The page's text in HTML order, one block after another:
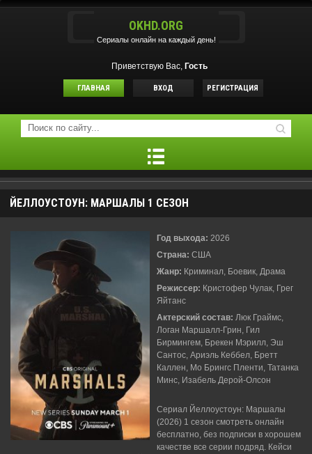
OKHD.ORG
Сериалы онлайн на каждый день!
Приветствую Вас, Гость
ГЛАВНАЯ ВХОД РЕГИСТРАЦИЯ
ЙЕЛЛОУСТОУН: МАРШАЛЫ 1 СЕЗОН
Год выхода: 2026
Страна: США
Жанр: Криминал, Боевик, Драма
Режиссер: Кристофер Чулак, Грег
Яйтанс
Актерский состав: Люк Граймс,
Логан Маршалл-Грин, Гил
Бирмингем, Брекен Мэрилл, Эш
Сантос, Ариэль Кеббел, Бретт
Каллен, Мо Брингс Пленти, Татанка
Минс, Изабель Дерой-Олсон
Сериал Йеллоустоун: Маршалы
(2026) 1 сезон смотреть онлайн
бесплатно, без подписки в хорошем
качестве все серии подряд. Кейси